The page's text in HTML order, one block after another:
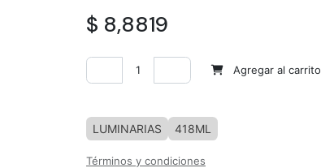
$ 8,8819
Agregar al carrito
LUMINARIAS 418ML
Términos y condiciones